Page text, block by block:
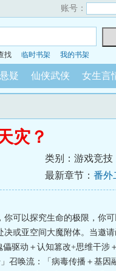
账号：
找 临时书架 我的书架
疑 仙侠武侠 女生言
灾？
类别：游戏竞技
最新章节： 番外
路？
可以探究生命的极限，你
或亚空间大魔附体。当邀请
驱动＋认知篡改+思维干涉
召唤流：「病毒传播＋基因